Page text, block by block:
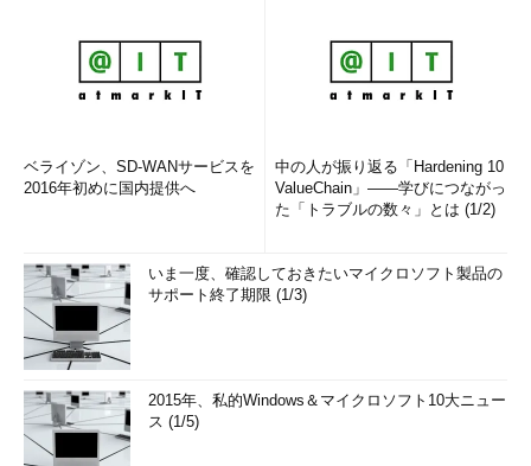
ベライゾン、SD-WANサービスを
2016年初めに国内提供へ
中の人が振り返る「Hardening 10
ValueChain」――学びにつながっ
た「トラブルの数々」とは (1/2)
いま一度、確認しておきたいマイクロソフト製品の
サポート終了期限 (1/3)
2015年、私的Windows＆マイクロソフト10大ニュー
ス (1/5)